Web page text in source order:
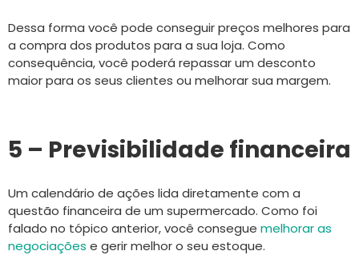
Dessa forma você pode conseguir preços melhores para
a compra dos produtos para a sua loja. Como
consequência, você poderá repassar um desconto
maior para os seus clientes ou melhorar sua margem.
5 – Previsibilidade financeira
Um calendário de ações lida diretamente com a
questão financeira de um supermercado. Como foi
falado no tópico anterior, você consegue melhorar as
negociações e gerir melhor o seu estoque.